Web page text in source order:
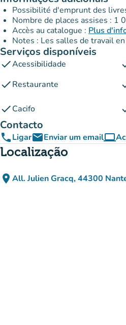
Possibilité d'emprunt des
Nombre de places assises :
Accès au catalogue : Plus
Notes : Les salles de travail
Serviços disponíveis
checkAcessibilidade
checkRestaurante
checkCacifo
Contacto
phoneLigaremailEnviar um emailcomputer
Localização
place All. Julien Gracq, 44300
(abrir no
(novo